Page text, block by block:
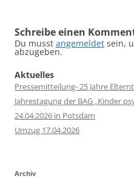
Schreibe einen
Du musst angemeldet sein,
abzugeben.
Aktuelles
Pressemitteilung- 25 Jahre
Jahrestagung der BAG „Kinder
24.04.2026 in Potsdam
Umzug 17.04.2026
Archiv